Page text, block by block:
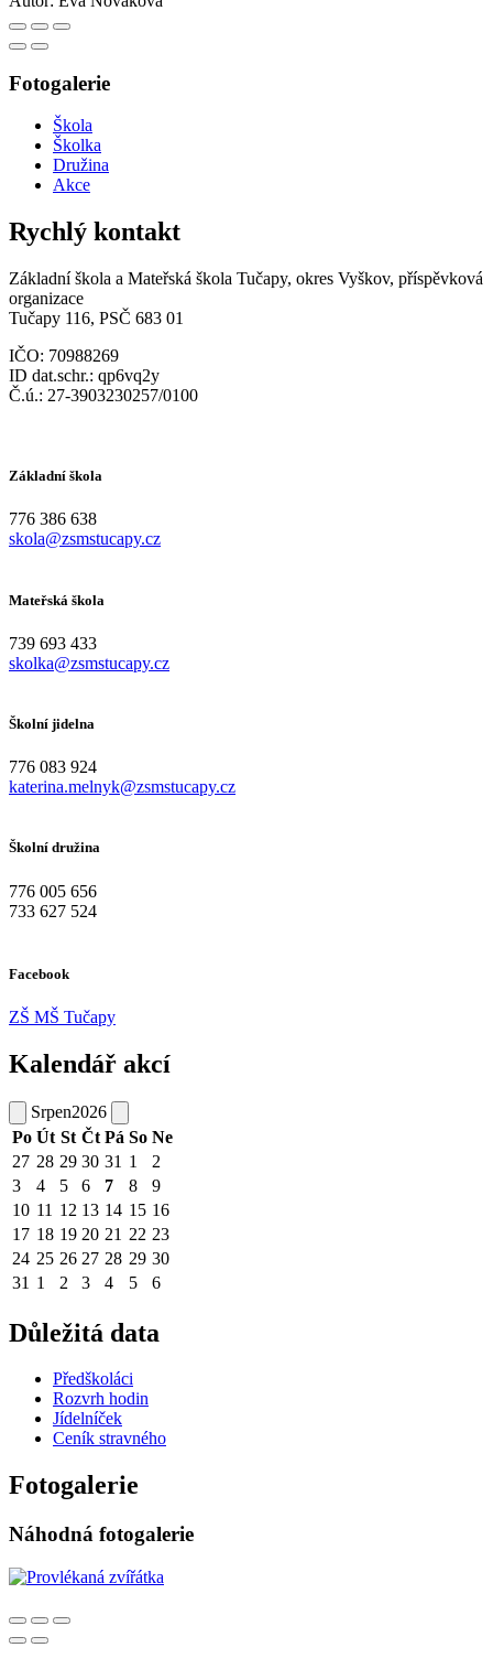
Fotogalerie
Škola
Školka
Družina
Akce
Rychlý kontakt
Základní škola a Mateřská škola Tučapy, okres Vyškov, příspěvková
organizace
Tučapy 116, PSČ 683 01
IČO: 70988269
ID dat.schr.: qp6vq2y
Č.ú.: 27-3903230257/0100
Základní škola
776 386 638
skola@zsmstucapy.cz
Mateřská škola
739 693 433
skolka@zsmstucapy.cz
Školní jidelna
776 083 924
katerina.melnyk@zsmstucapy.cz
Školní družina
776 005 656
733 627 524
Facebook
ZŠ MŠ Tučapy
Kalendář akcí
Srpen2026
Po Út St Čt Pá So Ne
27 28 29 30 31 1
2
3
4 5 6 7 8
9
10 11 12 13 14 15 16
17 18 19 20 21 22 23
24 25 26 27 28 29 30
31 1 2 3 4 5 6
Důležitá data
Předškoláci
Rozvrh hodin
Jídelníček
Ceník stravného
Fotogalerie
Náhodná fotogalerie